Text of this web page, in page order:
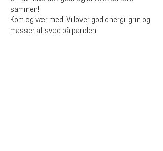
sammen!
Kom og vær med. Vi lover god energi, grin og
masser af sved på panden.